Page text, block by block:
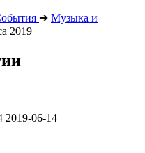
➔ Музыка и
2019
2019-06-14